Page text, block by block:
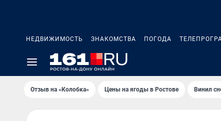
НЕДВИЖИМОСТЬ ЗНАКОМСТВА ПОГОДА
Отзыв на «Колобка» Цены на ягоды в Ростове Винил